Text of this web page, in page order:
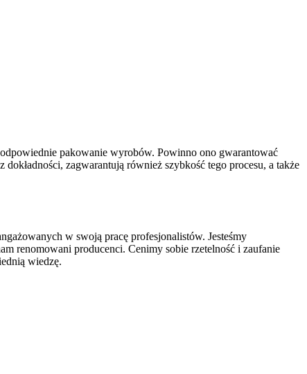
pakowanie wyrobów. Powinno ono gwarantować
zagwarantują również szybkość tego procesu, a także
w swoją pracę profesjonalistów. Jesteśmy
renomowani producenci. Cenimy sobie rzetelność i zaufanie
wiedzę.